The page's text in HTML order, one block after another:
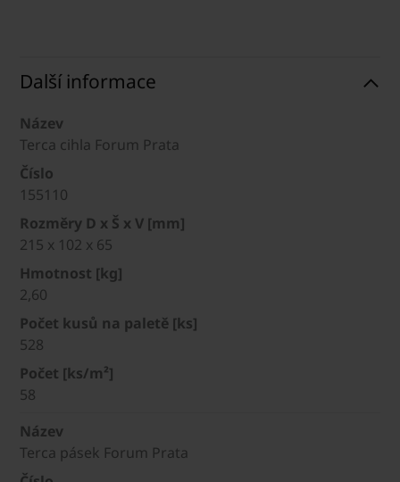
Další informace
Název
Terca cihla Forum Prata
Číslo
155110
Rozměry D x Š x V [mm]
215 x 102 x 65
Hmotnost [kg]
2,60
Počet kusů na paletě [ks]
528
Počet [ks/m²]
58
Název
Terca pásek Forum Prata